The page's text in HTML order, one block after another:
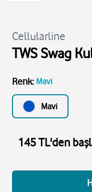
Cellularline
TWS Swag
Renk: Mavi
Mavi
145 TL'den